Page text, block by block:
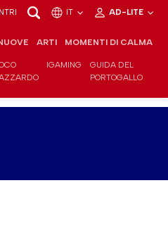
IT AD-LITE
ARTI MOMENTI DI CALMA
IGAMING
GUIDA DEL
PORTOGALLO